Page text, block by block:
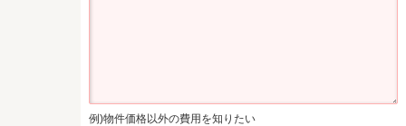
例)物件価格以外の費用を知りたい